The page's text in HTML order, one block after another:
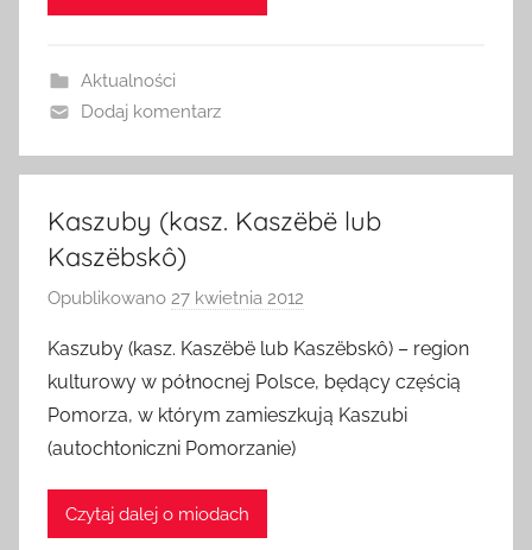
Aktualności
Dodaj komentarz
Kaszuby (kasz. Kaszëbë lub
Kaszëbskô)
Opublikowano 27 kwietnia 2012
z
e
z
Kaszuby (kasz. Kaszëbë lub Kaszëbskô) – region
kulturowy w północnej Polsce, będący częścią
Pomorza, w którym zamieszkują Kaszubi
(autochtoniczni Pomorzanie)
Czytaj dalej o miodach